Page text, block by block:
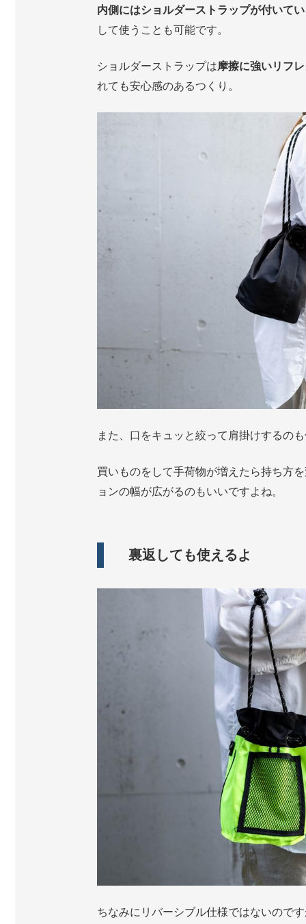
内側にはショルダーストラップが付いて
して使うことも可能です。
ショルダーストラップは摩擦に強いリフ
れても安心感のあるつくり。
また、口をキュッと絞って肩掛けするの
買いものをして手荷物が増えたら持ち方
ョンの幅が広がるのもいいですよね。
裏返しても使えるよ
ちなみにリバーシブル仕様ではないので